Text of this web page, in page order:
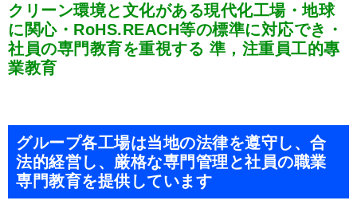
クリーン環境と文化がある現代化工場・地球
に関心・RoHS.REACH等の標準に対応でき・
社員の専門教育を重視する 準，注重員工的專
業教育
グループ各工場は当地の法律を遵守し、合
法的経営し、厳格な専門管理と社員の職業
専門教育を提供しています